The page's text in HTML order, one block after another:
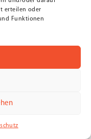
erteilen oder
Funktionen